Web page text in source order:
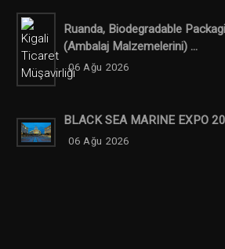
Ruanda, Biodegradable
(ambalaj Malzemelerini) ...
06 Ağu 2026
BLACK SEA MARINE EXPO
06 Ağu 2026